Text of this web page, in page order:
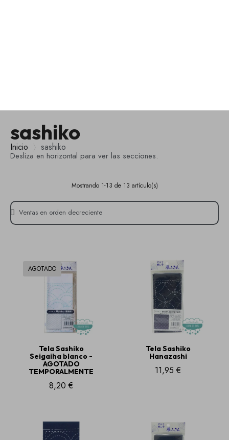
sashiko
Inicio sashiko
Desliza en horizontal para ver las secciones.
Mostrando 1-13 de 13 artículo(s)
AGOTADO
Tela Sashiko
Seigaiha blanco -
AGOTADO
TEMPORALMENTE
8,20 €
Tela Sashiko
Hanazashi
11,95 €